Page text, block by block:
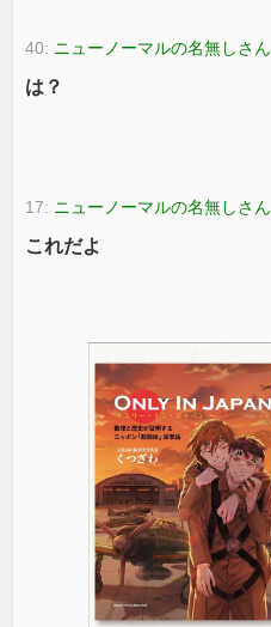
40: ニューノーマルの名無しさん
は？
17: ニューノーマルの名無しさん
これだよ